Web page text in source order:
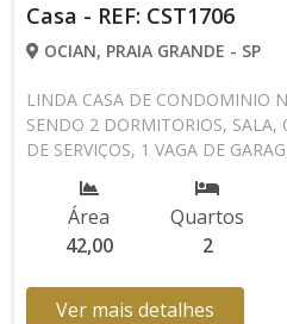
Casa - REF: CST1706
OCIAN, PRAIA GRANDE - SP
LINDA CASA DE CONDOMINIO
SENDO 2 DORMITORIOS, SALA,
DE SERVIÇOS, 1 VAGA DE
CONOSCO 13 3494-1029 13
Área
42,00
Quartos
2
Ver mais detalhes